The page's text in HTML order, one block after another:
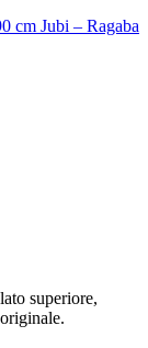
cm Jubi – Ragaba
superiore,